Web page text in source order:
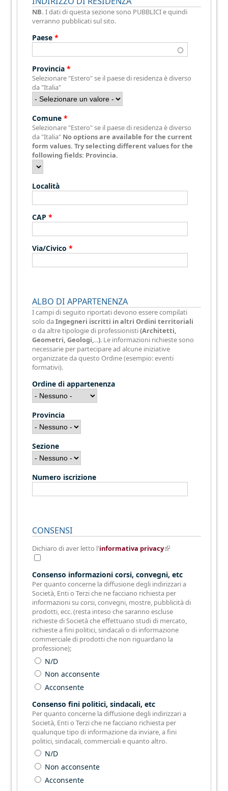
NB. I dati di questa sezione sono PUBBLICI e quindi
verranno pubblicati sul sito.
Paese*
Provincia*
Selezionare "Estero" se il paese di residenza è diverso
da "Italia"
Comune*
Selezionare "Estero" se il paese di residenza è diverso
da "Italia" No options are available for the current
form values. Try selecting different values for the
following fields: Provincia.
Località
CAP*
Via/Civico*
ALBO DI APPARTENENZA
I campi di seguito riportati devono essere compilati
solo daIngegneri iscritti in altri Ordini territoriali
o da altre tipologie di professionisti(Architetti,
Geometri, Geologi,..). Le informazioni richieste sono
necessarie per partecipare ad alcune iniziative
organizzate da questo Ordine (esempio: eventi
formativi).
Ordine di appartenenza
Provincia
Sezione
Numero iscrizione
CONSENSI
Dichiaro di aver letto l'informativa privacy(link is
Consenso informazioni corsi, convegni, etc
Per quanto concerne la diffusione degli indirizzari a
Società, Enti o Terzi che ne facciano richiesta per
informazioni su corsi, convegni, mostre, pubblicità di
prodotti, ecc. (resta inteso che saranno escluse
richieste di Società che effettuano studi di mercato,
richieste a fini politici, sindacali o di informazione
commerciale di prodotti che non riguardano la
professione);
N/D
Non acconsente
Acconsente
Consenso fini politici, sindacali, etc
Per quanto concerne la diffusione degli indirizzari a
Società, Enti o Terzi che ne facciano richiesta per
qualunque tipo di informazione da inviare, a fini
politici, sindacali, commerciali e quanto altro.
N/D
Non acconsente
Acconsente